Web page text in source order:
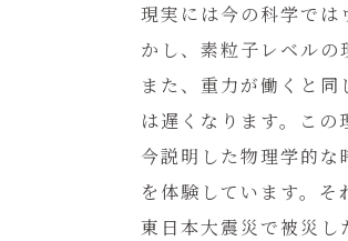
現実には今の科学で
かし、素粒子レベルの
また、重力が働くと
は遅くなります。こ
今説明した物理学的
を体験しています。そ
東日本大震災で被災